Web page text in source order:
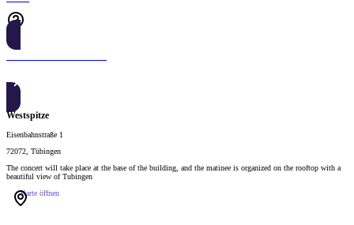
Westspitze
Eisenbahnstraße 1
72072, Tübingen
The concert will take place at the base of the building, and the matinee is organized on the rooftop with a
beautiful view of Tubingen
Karte öffnen